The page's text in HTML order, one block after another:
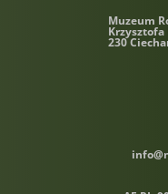
Muzeum
Krzysztofa
230